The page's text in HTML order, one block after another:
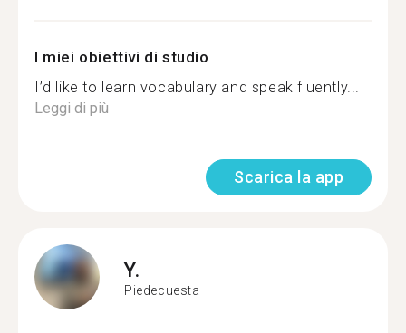
I miei obiettivi di studio
I’d like to learn vocabulary and speak fluently...
Leggi di più
Scarica la app
Y.
Piedecuesta